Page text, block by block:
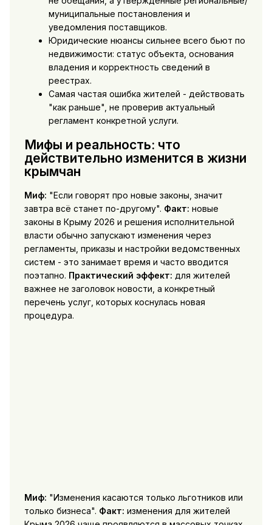
муниципальные постановления и
уведомления поставщиков.
Юридические нюансы сильнее всего бьют по
недвижимости: статус объекта, основания
владения и корректность сведений в
реестрах.
Самая частая ошибка жителей - действовать
"как раньше", не проверив актуальный
регламент конкретной услуги.
Мифы и реальность: что
действительно изменится в жизни
крымчан
Миф: "Если говорят про новые законы, значит
завтра всё станет по-другому". Факт: новые
законы в Крыму 2026 и решения исполнительной
власти обычно запускают изменения через
регламенты, приказы и настройки ведомственных
систем - это занимает время и часто вводится
поэтапно. Практический эффект: для жителей
важнее не заголовок новости, а конкретный
перечень услуг, которых коснулась новая
процедура.
Миф: "Изменения касаются только льготников или
только бизнеса". Факт: изменения для жителей